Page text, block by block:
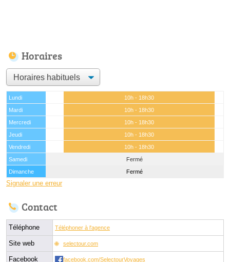
Horaires
Lundi
10h - 18h30
Mardi
10h - 18h30
Mercredi
10h - 18h30
Jeudi
10h - 18h30
Vendredi
10h - 18h30
Samedi
Fermé
Dimanche
Fermé
Signaler une erreur
Contact
Téléphone Téléphoner à l'agence
Site web selectour.com
Facebook facebook.com/SelectourVoyages